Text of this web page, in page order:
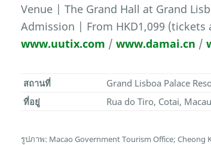
Venue | The Grand Hall at Grand
Admission | From HKD1,099
www.uutix.com /www.damai.cn /
สถานที่
Grand Lisboa Palace
ที่อยู่
Rua do Tiro, Cotai, Macau
รูปภาพ: Macao Government Tourism Office; Cheong